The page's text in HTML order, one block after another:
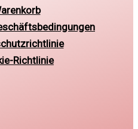
Richtlinie